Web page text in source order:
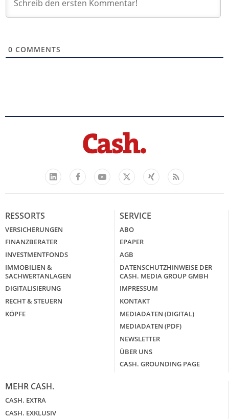
0 COMMENTS
LinkedIn
FacebookYouTube
X
Xing Feed
RESSORTS
VERSICHERUNGEN
FINANZBERATER
INVESTMENTFONDS
IMMOBILIEN &
SACHWERTANLAGEN
DIGITALISIERUNG
RECHT & STEUERN
KÖPFE
SERVICE
ABO
EPAPER
AGB
DATENSCHUTZHINWEISE DER
CASH. MEDIA GROUP GMBH
IMPRESSUM
KONTAKT
MEDIADATEN (DIGITAL)
MEDIADATEN (PDF)
NEWSLETTER
ÜBER UNS
CASH. GROUNDING PAGE
MEHR CASH.
CASH. EXTRA
CASH. EXKLUSIV